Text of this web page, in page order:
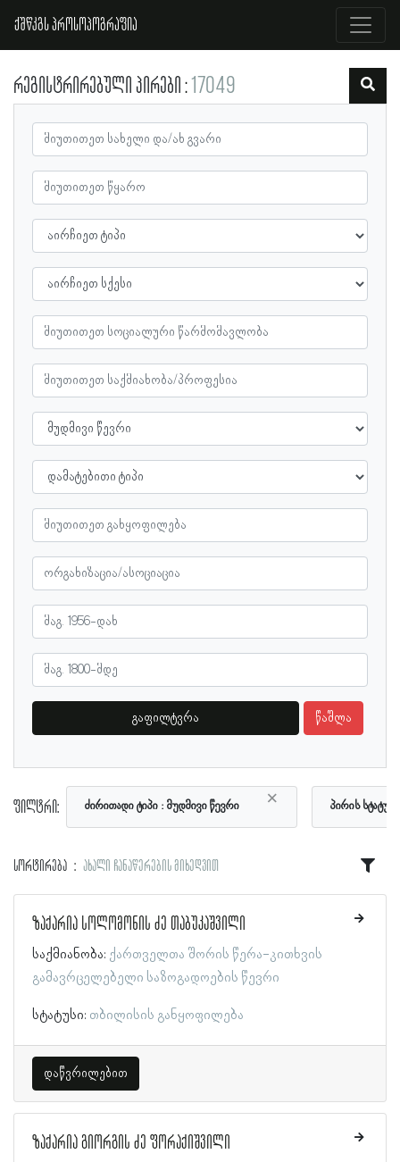
ქშწკგს პროსოპოგრაფია
რეგისტრირებული პირები 17049
გაფილტვრა წაშლა
ფილტრი: ×
ძირითადი ტიპი მუდმივი წევრი პირის
სორტირება ახალი ჩანაწერების მიხედვით
ზაქარია სოლომონის ძე თაბუკაშვილი
საქმიანობა: ქართველთა შორის წერა-კითხვის
გამავრცელებელი საზოგადოების წევრი
სტატუსი: თბილისის განყოფილება
დაწვრილებით
ზაქარია გიორგის ძე ფორაქიშვილი